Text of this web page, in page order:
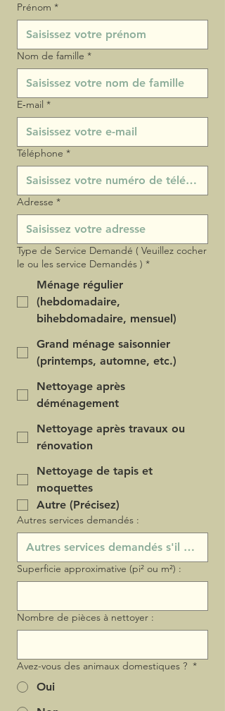
Prénom *
Nom de famille *
E‑mail *
Téléphone *
Adresse *
Type de Service Demandé ( Veuillez cocher
le ou les service Demandés ) *
Ménage régulier
(hebdomadaire,
bihebdomadaire, mensuel)
Grand ménage saisonnier
(printemps, automne, etc.)
Nettoyage après
déménagement
Nettoyage après travaux ou
rénovation
Nettoyage de tapis et
moquettes
Autre (Précisez)
Autres services demandés :
Superficie approximative (pi² ou m²) :
Nombre de pièces à nettoyer :
Avez-vous des animaux domestiques ? *
Oui